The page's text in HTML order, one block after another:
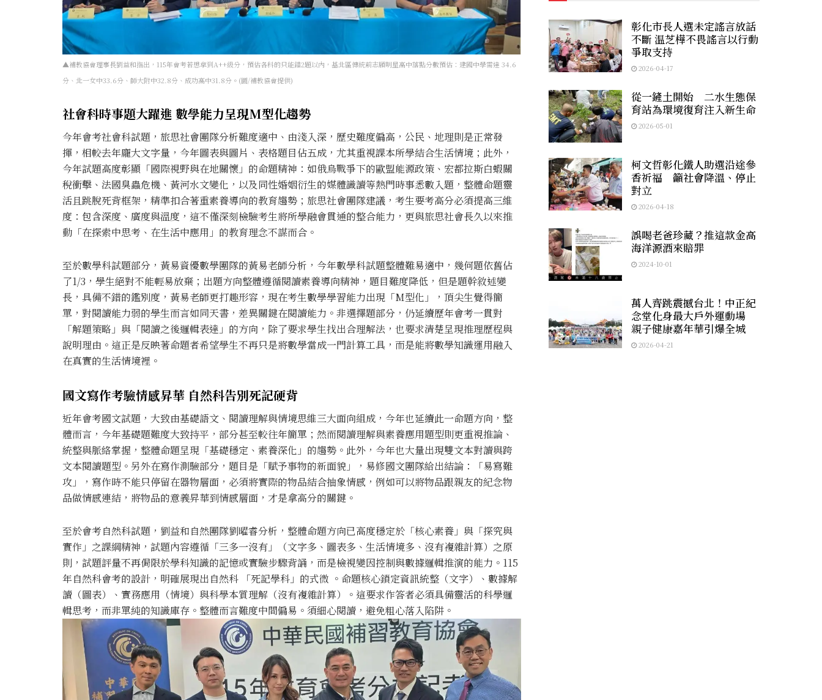
▲補教協會理事長劉益和指出，115年會考若想拿到A++級分，預估各科的只能錯2題以內，基北區傳統前志願明星高中落點分數預估：建國中學需達 34.6
分、北一女中33.6分、師大附中32.8分、成功高中31.8分。(圖/補教協會提供)
社會科時事題大躍進 數學能力呈現M型化趨勢
今年會考社會科試題，旅思社會團隊分析難度適中、由淺入深，歷史難度偏高，公民、地理則是正常發
揮，相較去年龐大文字量，今年圖表與圖片、表格題目佔五成，尤其重視課本所學結合生活情境；此外，
今年試題高度彰顯「國際視野與在地關懷」的命題精神：如俄烏戰爭下的歐盟能源政策、宏都拉斯白蝦關
稅衝擊、法國臭蟲危機、黃河水文變化，以及同性婚姻衍生的媒體識讀等熱門時事悉數入題，整體命題靈
活且跳脫死背框架，精準扣合著重素養導向的教育趨勢；旅思社會團隊建議，考生要考高分必須提高三維
度：包含深度、廣度與溫度，這不僅深刻檢驗考生將所學融會貫通的整合能力，更與旅思社會長久以來推
動「在探索中思考、在生活中應用」的教育理念不謀而合。
至於數學科試題部分，黃易資優數學團隊的黃易老師分析，今年數學科試題整體難易適中，幾何題依舊佔
了1/3，學生絕對不能輕易放棄；出題方向整體遵循閱讀素養導向精神，題目難度降低，但是題幹敘述變
長，具備不錯的鑑別度，黃易老師更打趣形容，現在考生數學學習能力出現「M型化」，頂尖生覺得簡
單，對閱讀能力弱的學生而言如同天書，差異關鍵在閱讀能力。非選擇題部分，仍延續歷年會考一貫對
「解題策略」與「閱讀之後邏輯表達」的方向，除了要求學生找出合理解法，也要求清楚呈現推理歷程與
說明理由。這正是反映著命題者希望學生不再只是將數學當成一門計算工具，而是能將數學知識運用融入
在真實的生活情境裡。
國文寫作考驗情感昇華 自然科告別死記硬背
近年會考國文試題，大致由基礎語文、閱讀理解與情境思維三大面向組成，今年也延續此一命題方向，整
體而言，今年基礎題難度大致持平，部分甚至較往年簡單；然而閱讀理解與素養應用題型則更重視推論、
統整與脈絡掌握，整體命題呈現「基礎穩定、素養深化」的趨勢。此外，今年也大量出現雙文本對讀與跨
文本閱讀題型。另外在寫作測驗部分，題目是「賦予事物的新面貌」，易修國文團隊給出結論：「易寫難
攻」，寫作時不能只停留在器物層面，必須將實際的物品結合抽象情感，例如可以將物品跟親友的紀念物
品做情感連結，將物品的意義昇華到情感層面，才是拿高分的關鍵。
至於會考自然科試題，劉益和自然團隊劉曜睿分析，整體命題方向已高度穩定於「核心素養」與「探究與
實作」之課綱精神，試題內容遵循「三多一沒有」（文字多、圖表多、生活情境多、沒有複雜計算）之原
則，試題評量不再侷限於學科知識的記憶或實驗步驟背誦，而是檢視變因控制與數據邏輯推演的能力。115
年自然科會考的設計，明確展現出自然科 「死記學科」的式微 。命題核心鎖定資訊統整（文字）、數據解
讀（圖表）、實務應用（情境）與科學本質理解（沒有複雜計算）。這要求作答者必須具備靈活的科學邏
輯思考，而非單純的知識庫存。整體而言難度中間偏易。須細心閱讀，避免粗心落入陷阱。
彰化市長人選未定謠言放話
不斷 温芝樺不畏謠言以行動
爭取支持
2026-04-17
從一鏟土開始 二水生態保
育站為環境復育注入新生命
2026-05-01
柯文哲彰化鐵人助選沿途參
香祈福 籲社會降溫、停止
對立
2026-04-18
誤喝老爸珍藏？推這款金高
海洋源酒來賠罪
2024-10-01
萬人齊跳震撼台北！中正紀
念堂化身最大戶外運動場
親子健康嘉年華引爆全城
2026-04-21